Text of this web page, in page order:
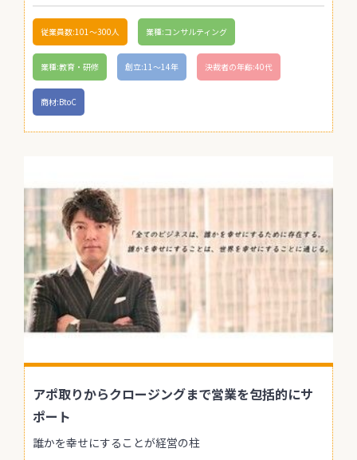
従業員数:101〜300人 業種:コンサルティング
業種:教育・研修 創立:11〜14年 決裁者の年齢:40代
商材:BtoC
アポ取りからクロージングまで営業を包括的にサ
ポート
誰かを幸せにすることが経営の柱